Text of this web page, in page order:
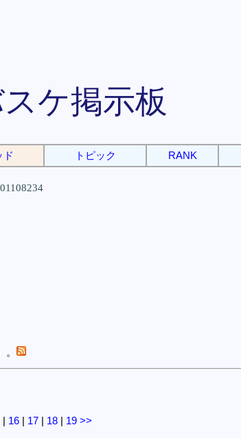
ケ掲示板
ド トピック RANK
01108234
| 16 | 17 | 18 | 19 >>